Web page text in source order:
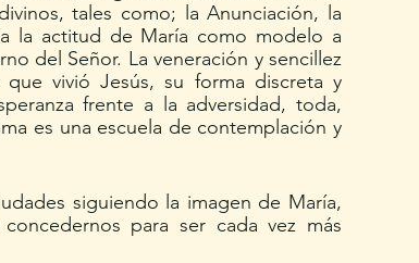
tales como; la Anunciación, la
la actitud de María como modelo a
del Señor. La veneración y sencillez
vivió Jesús, su forma discreta y
frente a la adversidad, toda,
es una escuela de contemplación y
siguiendo la imagen de María,
para ser cada vez más